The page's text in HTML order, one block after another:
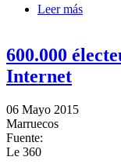
Leer más
600.000
Internet
06 Mayo 2015
Marruecos
Fuente:
Le 360